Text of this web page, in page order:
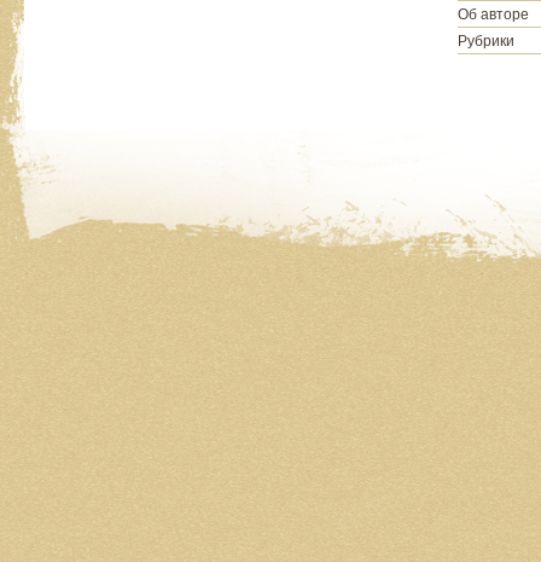
Об авторе
Рубрики